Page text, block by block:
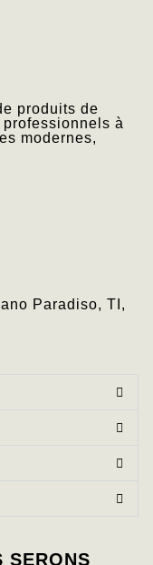
produits de
à
modernes,
Paradiso, TI,
SERONS